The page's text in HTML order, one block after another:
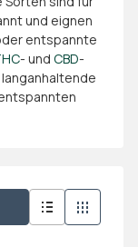
und eignen
entspannte
- und CBD-